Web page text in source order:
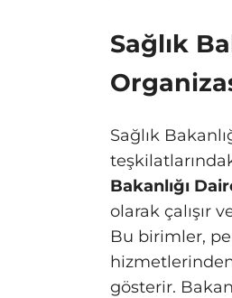
Sağlık
Sağlık
Bakanlığı
olarak çalışır
Bu birimler,
gösterir.